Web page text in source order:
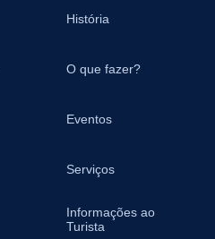
História
O que fazer?
Eventos
Serviços
Informações ao
Turista